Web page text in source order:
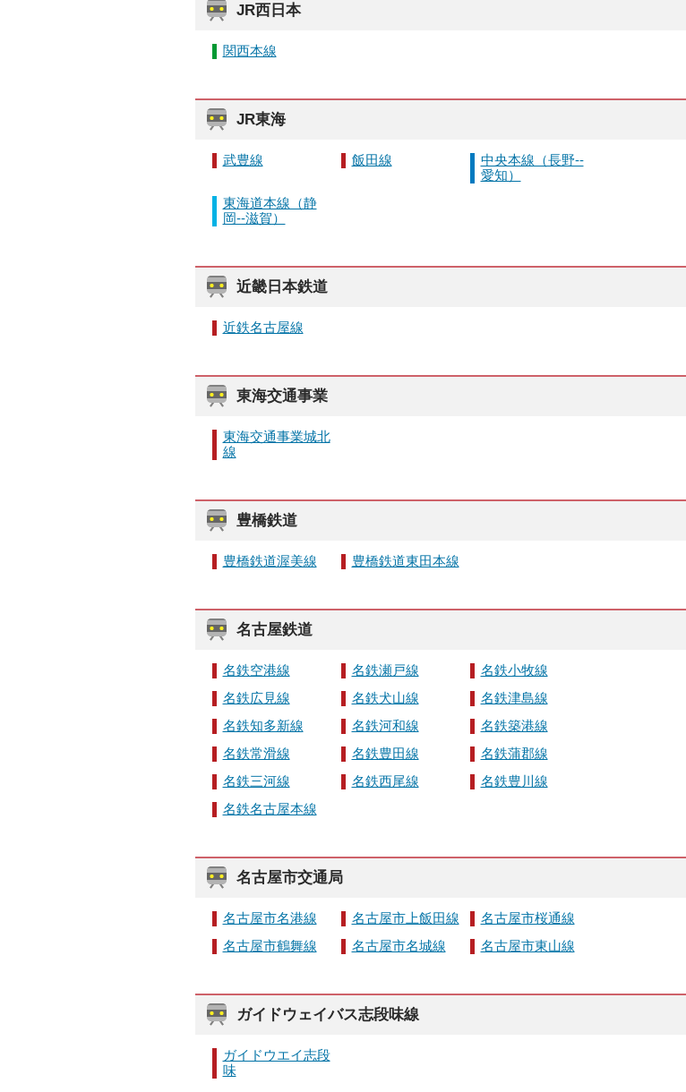
JR西日本
関西本線
JR東海
武豊線 飯田線
中央本線（長野--
愛知）
東海道本線（静
岡--滋賀）
近畿日本鉄道
近鉄名古屋線
東海交通事業
東海交通事業城北
線
豊橋鉄道
豊橋鉄道渥美線 豊橋鉄道東田本線
名古屋鉄道
名鉄空港線 名鉄瀬戸線
名鉄小牧線
名鉄広見線
名鉄犬山線
名鉄津島線
名鉄知多新線
名鉄河和線
名鉄築港線
名鉄常滑線
名鉄豊田線
名鉄蒲郡線
名鉄三河線
名鉄西尾線
名鉄豊川線
名鉄名古屋本線
名古屋市交通局
名古屋市名港線 名古屋市上飯田線
名古屋市桜通線
名古屋市鶴舞線
名古屋市名城線 名古屋市東山線
ガイドウェイバス志段味線
ガイドウエイ志段
味